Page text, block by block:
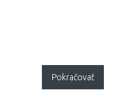
Pokračovať